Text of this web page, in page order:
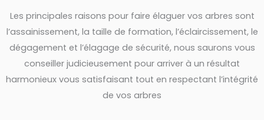
Les principales raisons pour faire élaguer vos arbres sont
l’assainissement, la taille de formation, l’éclaircissement, le
dégagement et l’élagage de sécurité, nous saurons vous
conseiller judicieusement pour arriver à un résultat
harmonieux vous satisfaisant tout en respectant l’intégrité
de vos arbres